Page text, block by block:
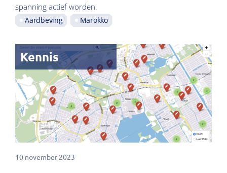
spanning actief worden.
Aardbeving Marokko
Kennis
10 november 2023